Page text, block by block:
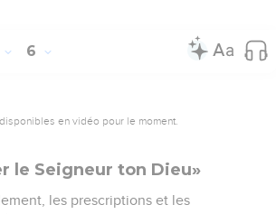
6
en vidéo pour le moment.
le Seigneur ton Dieu»
les prescriptions et les